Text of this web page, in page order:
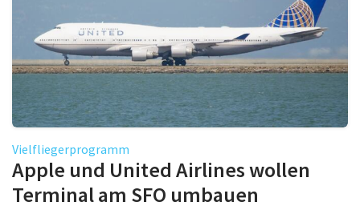
Vielfliegerprogramm
Apple und United Airlines wollen
Terminal am SFO umbauen